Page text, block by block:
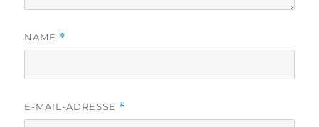
NAME *
E-MAIL-ADRESSE *